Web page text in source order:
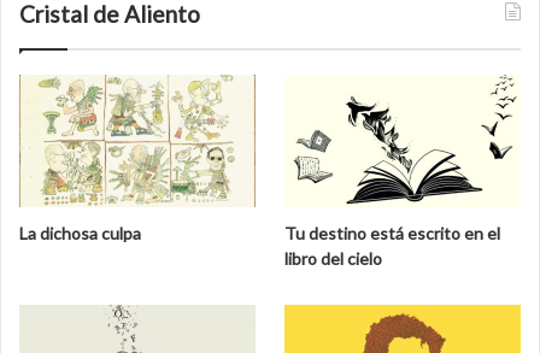
Cristal de Aliento
La dichosa culpa
Tu destino está escrito en el
libro del cielo